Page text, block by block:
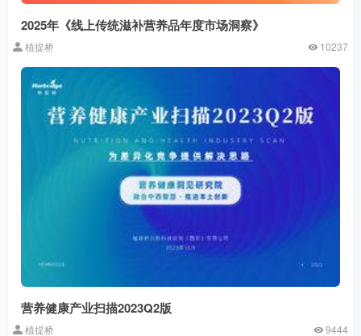
2025年《线上传统滋补营养品年度市场洞察》
植提桥 10237
营养健康产业扫描2023Q2版
植提桥 9444